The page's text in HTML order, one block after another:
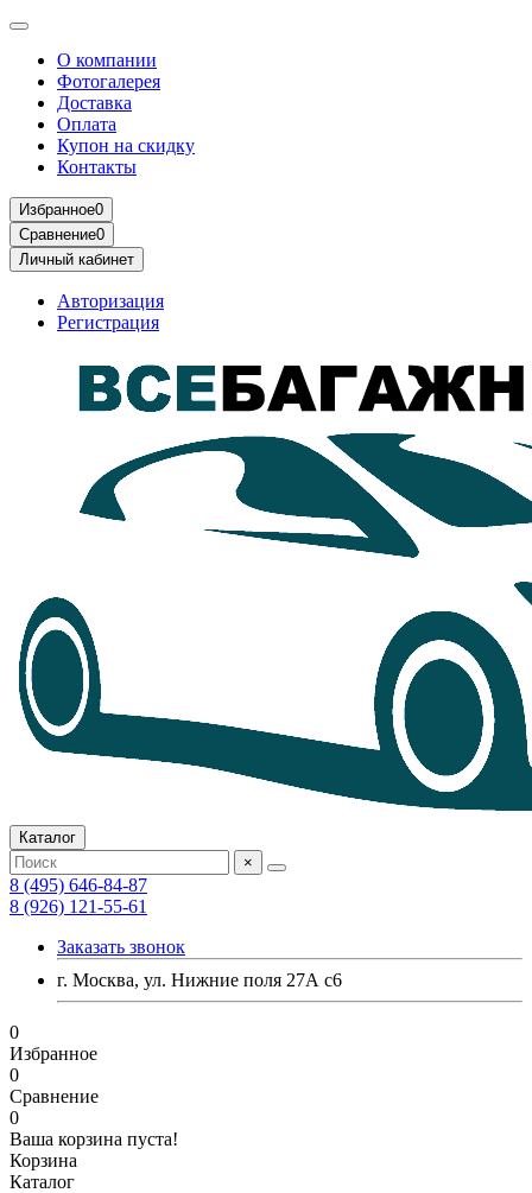
О компании
Фотогалерея
Доставка
Оплата
Купон на скидку
Контакты
Избранное0
Сравнение0
Личный кабинет
Авторизация
Регистрация
Каталог
×
8 (495) 646-84-87
8 (926) 121-55-61
Заказать звонок
г. Москва, ул. Нижние поля 27А с6
0
Избранное
0
Сравнение
0
Ваша корзина пуста!
Корзина
Каталог